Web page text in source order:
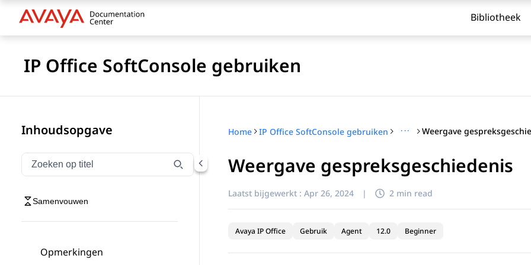
Bibliotheek
IP Office SoftConsole gebruiken
Inhoudsopgave
Navigatie op titel filteren
Typen om navigatie-items op titel te filteren
Samenvouwen
Opmerkingen
Home IP Office SoftConsole gebruiken ··· Weergave
Weergave gespreksgeschiedenis
Laatst bijgewerkt : Apr 26, 2024 | 2 min read
Avaya IP Office Gebruik Agent 12.0 Beginner